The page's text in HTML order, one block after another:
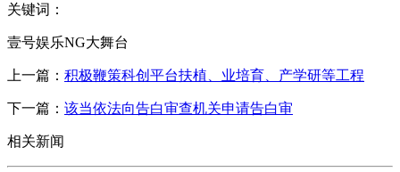
关键词：
壹号娱乐NG大舞台
上一篇： 积极鞭策科创平台扶植、业培育、产学研等工程
下一篇： 该当依法向告白审查机关申请告白审
相关新闻